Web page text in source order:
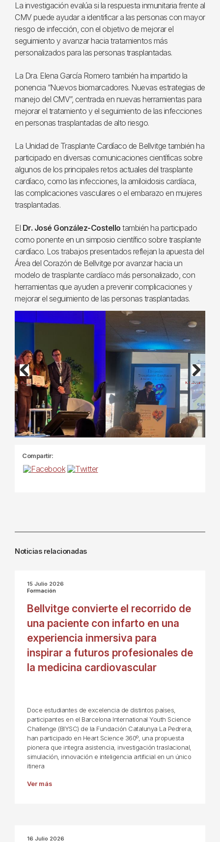
La investigación evalúa si la respuesta inmunitaria frente al
CMV puede ayudar a identificar a las personas con mayor
riesgo de infección, con el objetivo de mejorar el
seguimiento y avanzar hacia tratamientos más
personalizados para las personas trasplantadas.
La Dra. Elena García Romero también ha impartido la
ponencia “Nuevos biomarcadores. Nuevas estrategias de
manejo del CMV”, centrada en nuevas herramientas para
mejorar el tratamiento y el seguimiento de las infecciones
en personas trasplantadas de alto riesgo.
La Unidad de Trasplante Cardíaco de Bellvitge también ha
participado en diversas comunicaciones científicas sobre
algunos de los principales retos actuales del trasplante
cardíaco, como las infecciones, la amiloidosis cardíaca,
las complicaciones vasculares o el embarazo en mujeres
trasplantadas.
El Dr. José González-Costello también ha participado
como ponente en un simposio científico sobre trasplante
cardíaco. Los trabajos presentados reflejan la apuesta del
Área del Corazón de Bellvitge por avanzar hacia un
modelo de trasplante cardíaco más personalizado, con
herramientas que ayuden a prevenir complicaciones y
mejorar el seguimiento de las personas trasplantadas.
Previous Next
Compartir:
Noticias relacionadas
15 Julio 2026
Formación
Bellvitge convierte el recorrido de
una paciente con infarto en una
experiencia inmersiva para
inspirar a futuros profesionales de
la medicina cardiovascular
Doce estudiantes de excelencia de distintos países,
participantes en el Barcelona International Youth Science
Challenge (BIYSC) de la Fundación Catalunya La Pedrera,
han participado en Heart Science 360º, una propuesta
pionera que integra asistencia, investigación traslacional,
simulación, innovación e inteligencia artificial en un único
itinera
Ver más
16 Julio 2026